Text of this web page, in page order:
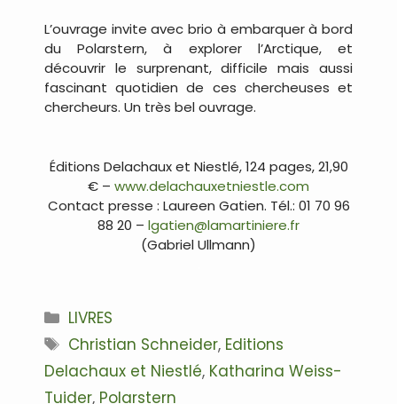
L’ouvrage invite avec brio à embarquer à bord
du Polarstern, à explorer l’Arctique, et
découvrir le surprenant, difficile mais aussi
fascinant quotidien de ces chercheuses et
chercheurs. Un très bel ouvrage.
Éditions Delachaux et Niestlé, 124 pages, 21,90
€ – www.delachauxetniestle.com
Contact presse : Laureen Gatien. Tél.: 01 70 96
88 20 – lgatien@lamartiniere.fr
(Gabriel Ullmann)
Catégories
LIVRES
Étiquettes
Christian Schneider, Editions
Delachaux et Niestlé, Katharina Weiss-
Tuider, Polarstern